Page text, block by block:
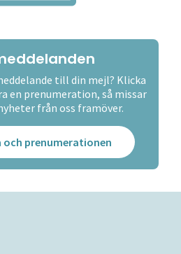
till din mejl? Klicka
en prenumeration, så missar
från oss framöver.
och prenumerationen